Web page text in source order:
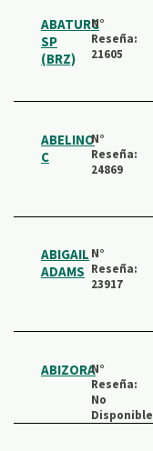
ABATURC
SP
(BRZ)
N°
Reseña:
21605
ABELINO
C
N°
Reseña:
24869
ABIGAIL
ADAMS
N°
Reseña:
23917
ABIZORAN°
Reseña:
No
Disponible